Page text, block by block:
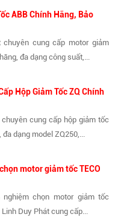
ABB Chính Hãng, Bảo
chuyên cung cấp motor giảm
đa dạng công suất,...
Hộp Giảm Tốc ZQ Chính
cung cấp hộp giảm tốc
đa dạng model ZQ250,...
motor giảm tốc TECO
chọn motor giảm tốc
Linh Duy Phát cung cấp...